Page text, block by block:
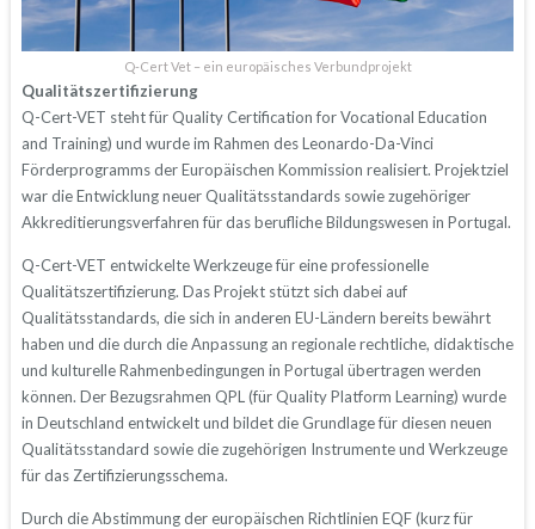
Q-Cert Vet – ein europäisches Verbundprojekt
Qualitätszertifizierung
Q-Cert-VET steht für Quality Certification for Vocational Education
and Training) und wurde im Rahmen des Leonardo-Da-Vinci
Förderprogramms der Europäischen Kommission realisiert. Projektziel
war die Entwicklung neuer Qualitätsstandards sowie zugehöriger
Akkreditierungsverfahren für das berufliche Bildungswesen in Portugal.
Q-Cert-VET entwickelte Werkzeuge für eine professionelle
Qualitätszertifizierung. Das Projekt stützt sich dabei auf
Qualitätsstandards, die sich in anderen EU-Ländern bereits bewährt
haben und die durch die Anpassung an regionale rechtliche, didaktische
und kulturelle Rahmenbedingungen in Portugal übertragen werden
können. Der Bezugsrahmen QPL (für Quality Platform Learning) wurde
in Deutschland entwickelt und bildet die Grundlage für diesen neuen
Qualitätsstandard sowie die zugehörigen Instrumente und Werkzeuge
für das Zertifizierungsschema.
Durch die Abstimmung der europäischen Richtlinien EQF (kurz für